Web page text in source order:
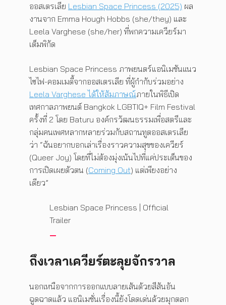
ออสเตรเลีย Lesbian Space Princess (2025) ผล
งานจาก Emma Hough Hobbs (she/they) และ
Leela Varghese (she/her) ที่พกความเควียร์มา
เต็มพิกัด
Lesbian Space Princess ภาพยนตร์แอนิเมชันแนว
ไซไฟ-คอมเมดี้จากออสเตรเลีย ที่ผู้กำกับร่วมอย่าง
Leela Varghese ได้ให้สัมภาษณ์ภายในพิธีเปิด
เทศกาลภาพยนต์ Bangkok LGBTIQ+ Film Festival
ครั้งที่ 2 โดย Baturu องค์กรวัฒนธรรมเพื่อสตรีและ
กลุ่มคนเพศหลากหลายร่วมกับสถานทูตออสเตรเลีย
ว่า “ฉันอยากบอกเล่าเรื่องราวความสุขของเควียร์
(Queer Joy) โดยที่ไม่ต้องมุ่งเน้นไปที่แค่ประเด็นของ
การเปิดเผยตัวตน (Coming Out) แต่เพียงอย่าง
เดียว”
Lesbian Space Princess | Official
Trailer
ถึงเวลาเควียร์ตะลุยจักรวาล
นอกเหนือจากการออกแบบลายเส้นด้วยสีสันอัน
ฉูดฉาดแล้ว แอนิเมชั่นเรื่องนี้ยังโดดเด่นด้วยมุกตลก